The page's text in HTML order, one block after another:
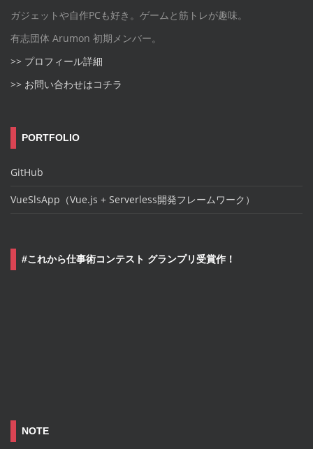
ガジェットや自作PCも好き。ゲームと筋トレが趣味。
有志団体 Arumon 初期メンバー。
>> プロフィール詳細
>> お問い合わせはコチラ
PORTFOLIO
GitHub
VueSlsApp（Vue.js + Serverless開発フレームワーク）
#これから仕事術コンテスト グランプリ受賞作！
NOTE